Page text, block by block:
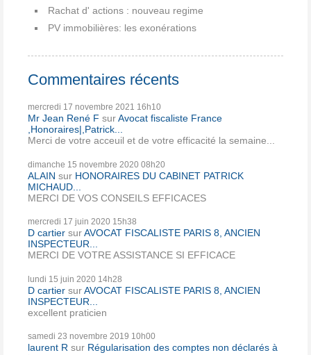
Rachat d' actions : nouveau regime
PV immobilières: les exonérations
Commentaires récents
mercredi 17 novembre 2021 16h10
Mr Jean René F surAvocat fiscaliste France
,Honoraires|,Patrick...
Merci de votre acceuil et de votre efficacité la semaine...
dimanche 15 novembre 2020 08h20
ALAIN sur HONORAIRES DU CABINET PATRICK
MICHAUD...
MERCI DE VOS CONSEILS EFFICACES
mercredi 17 juin 2020 15h38
D cartier surAVOCAT FISCALISTE PARIS 8, ANCIEN
INSPECTEUR...
MERCI DE VOTRE ASSISTANCE SI EFFICACE
lundi 15 juin 2020 14h28
D cartier surAVOCAT FISCALISTE PARIS 8, ANCIEN
INSPECTEUR...
excellent praticien
samedi 23 novembre 2019 10h00
laurent R sur Régularisation des comptes non déclarés à